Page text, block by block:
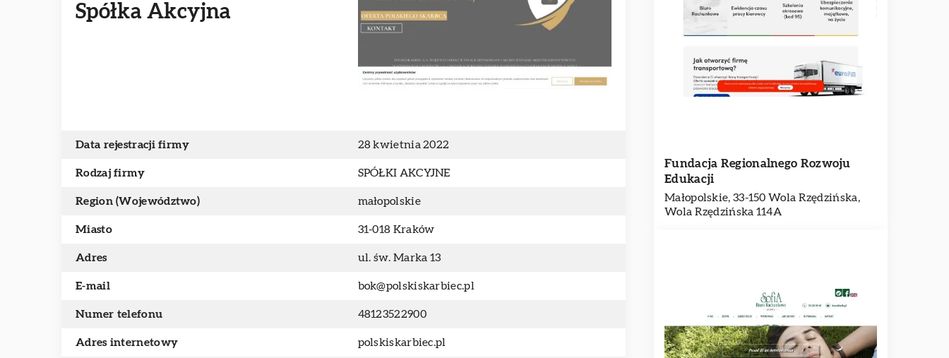
Spółka Akcyjna
Data rejestracji firmy 28 kwietnia 2022
Rodzaj firmy SPÓŁKI AKCYJNE
Region (Województwo) małopolskie
Miasto 31-018 Kraków
Adres ul. św. Marka 13
E-mail bok@polskiskarbiec.pl
Numer telefonu 48123522900
Adres internetowy polskiskarbiec.pl
Fundacja Regionalnego Rozwoju
Edukacji
Małopolskie, 33-150 Wola Rzędzińska,
Wola Rzędzińska 114A